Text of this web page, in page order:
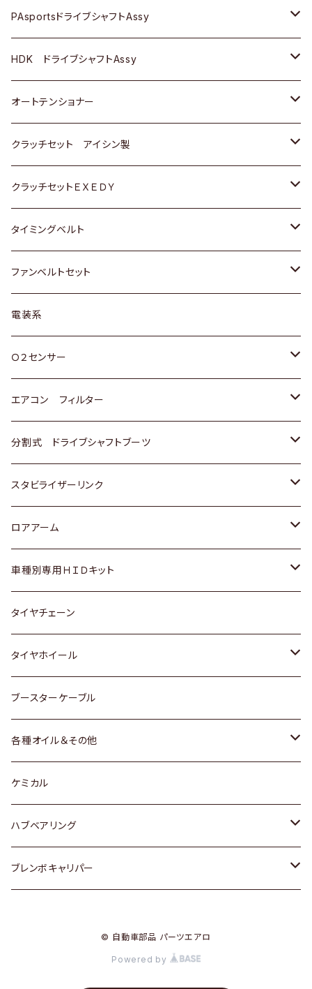
スバル
ＢＥＮＺ
スバル
三菱
スバル
マツダ
三菱
スバル
ダイハツ
マツダ
三菱
スバル
ダイハツ
マツダ
三菱
スバル
スズキ
日産
いすゞ
ダイハツ
マツダ
三菱
スバル
日野
ＢＥＮＺ
ＢＭＷ
GOLF
ＷＡＧＥＮ
アストロ（シボレー）
クライスラー
ＢＥＮＺ
ＢＭＷ
ＷＡＧＥＮ
ＶＯＬＶＯ
PAsportsドライブシャフトAssy
トヨタ
ホンダ
スズキ
日産
ダイハツ
マツダ
三菱
スバル
HDK ドライブシャフトAssy
スズキ
ダイハツ
日産
ホンダ
マツダ
オートテンショナー
トヨタ
クラッチセット アイシン製
ホンダ
スズキ
ダイハツ
マツダ
三菱
スバル
クラッチセットＥＸＥＤＹ
ホンダ
スズキ
日産
ダイハツ
マツダ
三菱
スバル
タイミングベルト
トヨタ
スズキ
ダイハツ
三菱
スバル
ファンベルトセット
トヨタ
ホンダ
スズキ
日産
いすゞ
ダイハツ
マツダ
三菱
スバル
レクサス
電装系
Ｏ２センサー
トヨタ
ホンダ
スズキ
日産
ダイハツ
マツダ
三菱
スバル
エアコン フィルター
トヨタ
ホンダ
スズキ
日産
いすゞ
ダイハツ
マツダ
三菱
スバル
分割式 ドライブシャフトブーツ
トヨタ
ホンダ
スズキ
日産
ダイハツ
スバル
スタビライザーリンク
トヨタ
ホンダ
スズキ
日産
ダイハツ
マツダ
ロアアーム
ホンダ
スズキ
日産
ダイハツ
マツダ
スバル
車種別専用ＨＩＤキット
トヨタ
マツダ
タイヤチェーン
タイヤホイール
トヨタ
ホンダ
スズキ
日産
ダイハツ
ブースターケーブル
各種オイル＆その他
ディーデル洗浄添加剤
ケミカル
ハブベアリング
トヨタ
ブレンボキャリパー
© 自動車部品 パーツエアロ
Powered by